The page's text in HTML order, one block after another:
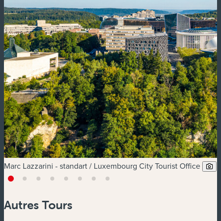
Marc Lazzarini - standart / Luxembourg City Tourist Office
Autres Tours